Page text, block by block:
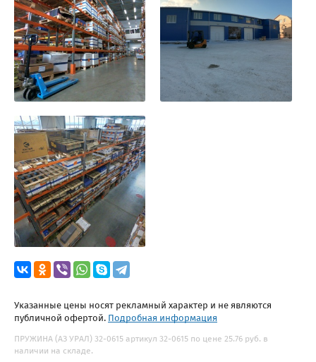
Указанные цены носят рекламный характер и не являются
публичной офертой. Подробная информация
ПРУЖИНА (АЗ УРАЛ) 32-0615 артикул 32-0615 по цене 25.76 руб. в
наличии на складе.